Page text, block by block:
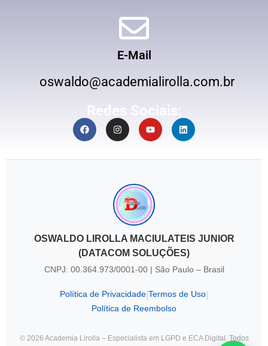
E-Mail
oswaldo@academialirolla.com.br
Redes Sociais:
OSWALDO LIROLLA MACIULATEIS JUNIOR
(DATACOM SOLUÇÕES)
CNPJ: 00.364.973/0001-00 | São Paulo – Brasil
Política de Privacidade Termos de Uso
Política de Reembolso
© 2026 Academia Lirolla – Especialista em LGPD e ECA Digital. Todos